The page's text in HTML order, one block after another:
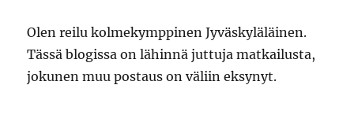
Olen reilu kolmekymppinen Jyväskyläläinen.
Tässä blogissa on lähinnä juttuja matkailusta,
jokunen muu postaus on väliin eksynyt.